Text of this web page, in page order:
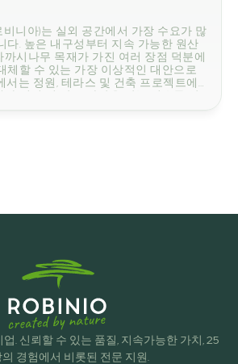
니아)는 실외 공간에서 가장 수요가 많
다. 높은 내구성부터 지속 가능한 원산
시나무 목재가 가진 여러 장점 덕분에
체할 수 있는 가장 이상적인 대안으로
서는 정원, 테라스 및 건축 프로젝트에
가 점점 더 많은 사랑을 받는 이유를 알
. 신뢰할 수 있는 품질, 지속가능한 가치, 25
경험에서 비롯된 전문 지원.